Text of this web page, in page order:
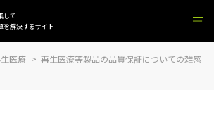
して
を解決するサイト
医療
再生医療等製品の品質保証についての雑感